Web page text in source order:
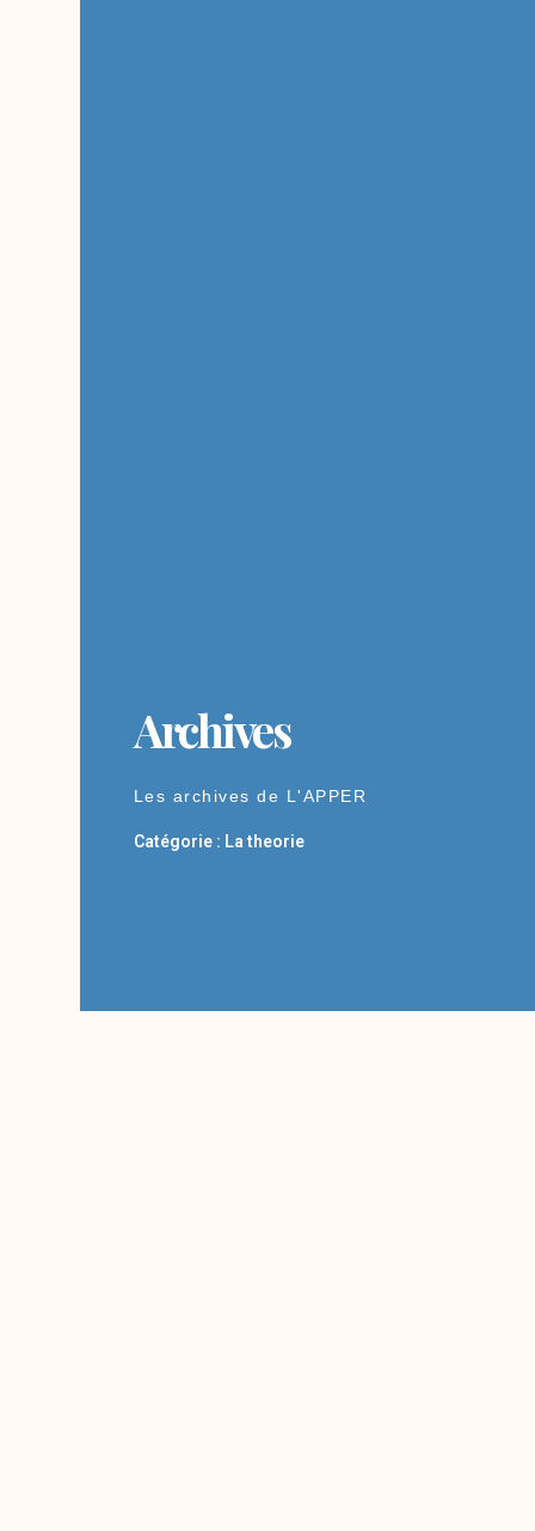
Archives
Les archives de L'APPER
Catégorie : La theorie